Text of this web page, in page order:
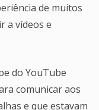
de muitos
a vídeos e
do YouTube
comunicar aos
e que estavam